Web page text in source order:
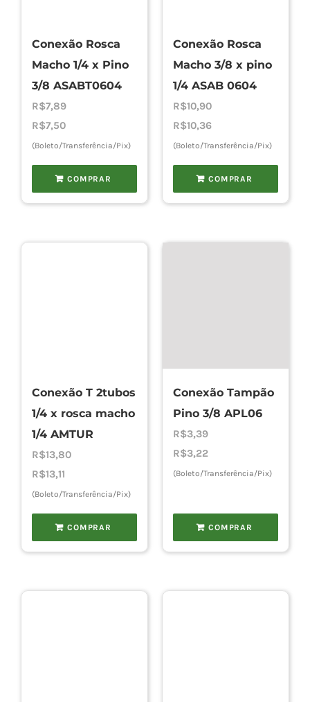
Conexão Rosca
Macho 1/4 x Pino
3/8 ASABT0604
R$7,89
R$7,50
(Boleto/Transferência/Pix)
COMPRAR
Conexão Rosca
Macho 3/8 x pino
1/4 ASAB 0604
R$10,90
R$10,36
(Boleto/Transferência/Pix)
COMPRAR
Conexão T 2tubos
1/4 x rosca macho
1/4 AMTUR
R$13,80
R$13,11
(Boleto/Transferência/Pix)
COMPRAR
Conexão Tampão
Pino 3/8 APL06
R$3,39
R$3,22
(Boleto/Transferência/Pix)
COMPRAR